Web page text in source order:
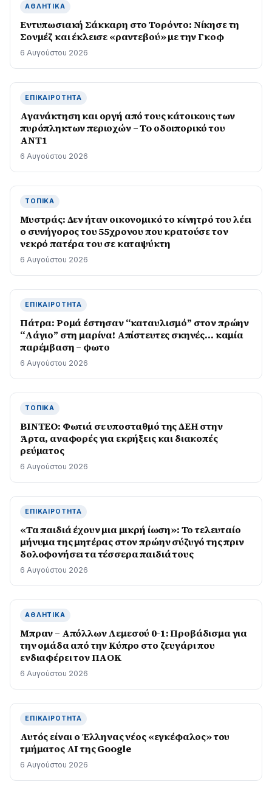
ΑΘΛΗΤΙΚΆ
Εντυπωσιακή Σάκκαρη στο Τορόντο: Νίκησε τη
Σονμέζ και έκλεισε «ραντεβού» με την Γκοφ
6 Αυγούστου 2026
ΕΠΙΚΑΙΡΌΤΗΤΑ
Αγανάκτηση και οργή από τους κάτοικους των
πυρόπληκτων περιοχών – To οδοιπορικό του
ΑΝΤ1
6 Αυγούστου 2026
ΤΟΠΙΚΆ
Μυστράς: Δεν ήταν οικονομικό το κίνητρό του λέει
ο συνήγορος του 55χρονου που κρατούσε τον
νεκρό πατέρα του σε καταψύκτη
6 Αυγούστου 2026
ΕΠΙΚΑΙΡΌΤΗΤΑ
Πάτρα: Ρομά έστησαν “καταυλισμό” στον πρώην
“Λάγιο” στη μαρίνα! Απίστευτες σκηνές… καμία
παρέμβαση – φωτο
6 Αυγούστου 2026
ΤΟΠΙΚΆ
BINTEO: Φωτιά σε υποσταθμό της ΔΕΗ στην
Άρτα, αναφορές για εκρήξεις και διακοπές
ρεύματος
6 Αυγούστου 2026
ΕΠΙΚΑΙΡΌΤΗΤΑ
«Τα παιδιά έχουν μια μικρή ίωση»: Το τελευταίο
μήνυμα της μητέρας στον πρώην σύζυγό της πριν
δολοφονήσει τα τέσσερα παιδιά τους
6 Αυγούστου 2026
ΑΘΛΗΤΙΚΆ
Μπραν – Απόλλων Λεμεσού 0-1: Προβάδισμα για
την ομάδα από την Κύπρο στο ζευγάρι που
ενδιαφέρει τον ΠΑΟΚ
6 Αυγούστου 2026
ΕΠΙΚΑΙΡΌΤΗΤΑ
Αυτός είναι ο Έλληνας νέος «εγκέφαλος» του
τμήματος AI της Google
6 Αυγούστου 2026